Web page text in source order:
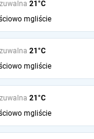
21°C
mgliście
21°C
mgliście
21°C
mgliście